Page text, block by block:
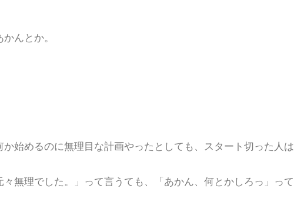
んとか。
始めるのに無理目な計画やったとしても、スタート切った人は
無理でした。」って言うても、「あかん、何とかしろっ」って